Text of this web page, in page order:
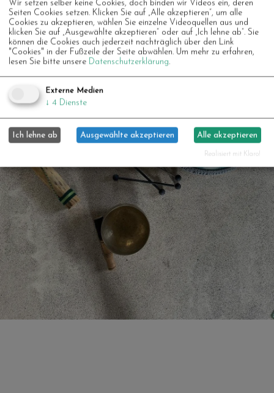
Wir setzen selber keine Cookies, doch binden wir Videos ein, deren
Seiten Cookies setzen. Klicken Sie auf „Alle akzeptieren“, um alle
Cookies zu akzeptieren, wählen Sie einzelne Videoquellen aus und
klicken Sie auf „Ausgewählte akzeptieren“ oder auf „Ich lehne ab“. Sie
können die Cookies auch jederzeit nachträglich über den Link
"Cookies" in der Fußzeile der Seite abwählen. Um mehr zu erfahren,
lesen Sie bitte unsere Datenschutzerklärung.
Externe Medien
↓ 4 Dienste
Ich lehne ab Ausgewählte akzeptieren Alle akzeptieren
Realisiert mit Klaro!